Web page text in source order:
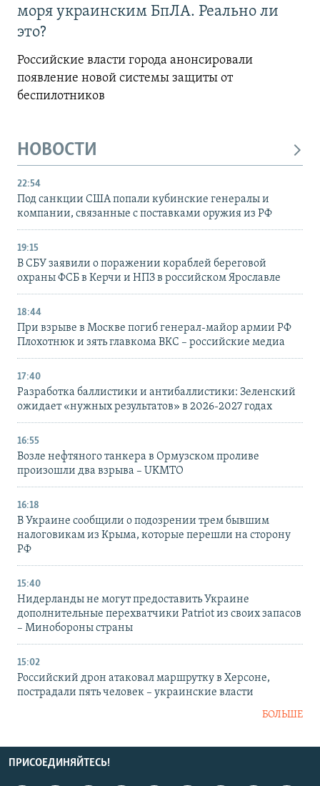
моря украинским БпЛА. Реально ли
это?
Российские власти города анонсировали
появление новой системы защиты от
беспилотников
НОВОСТИ
22:54
Под санкции США попали кубинские генералы и
компании, связанные с поставками оружия из РФ
19:15
В СБУ заявили о поражении кораблей береговой
охраны ФСБ в Керчи и НПЗ в российском Ярославле
18:44
При взрыве в Москве погиб генерал-майор армии РФ
Плохотнюк и зять главкома ВКС – российские медиа
17:40
Разработка баллистики и антибаллистики: Зеленский
ожидает «нужных результатов» в 2026-2027 годах
16:55
Возле нефтяного танкера в Ормузском проливе
произошли два взрыва – UKMTO
16:18
В Украине сообщили о подозрении трем бывшим
налоговикам из Крыма, которые перешли на сторону
РФ
15:40
Нидерланды не могут предоставить Украине
дополнительные перехватчики Patriot из своих запасов
– Минобороны страны
15:02
Российский дрон атаковал маршрутку в Херсоне,
пострадали пять человек – украинские власти
БОЛЬШЕ
ПРИСОЕДИНЯЙТЕСЬ!